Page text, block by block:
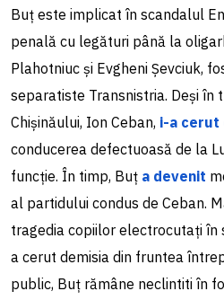
Buț este implicat în scandalul
penală cu legături până la
Plahotniuc și Evgheni Șevciuk,
separatiste Transnistria. Deși
Chișinăului, Ion Ceban, i-a cerut
conducerea defectuoasă de la
funcție. În timp, Buț a devenit
al partidului condus de Ceban.
tragedia copiilor electrocutați în
a cerut demisia din fruntea
public, Buț rămâne neclintiti în